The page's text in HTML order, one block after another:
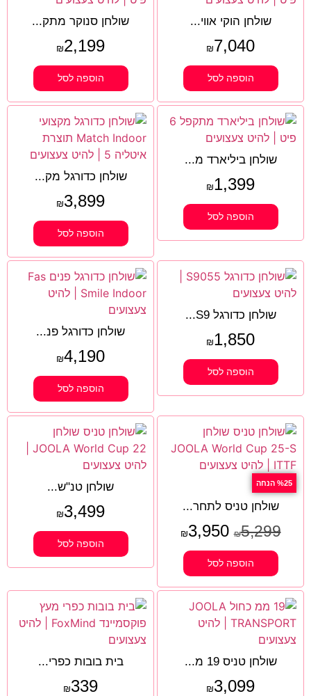
שולחן הוקי אווי...
₪7,040
הוספה לסל
שולחן סנוקר מתק...
₪2,199
הוספה לסל
שולחן ביליארד מ...
₪1,399
הוספה לסל
שולחן כדורגל מק...
₪3,899
הוספה לסל
שולחן כדורגל S9...
₪1,850
הוספה לסל
שולחן כדורגל פנ...
₪4,190
הוספה לסל
%25 הנחה
שולחן טניס לתחר...
₪5,299
₪3,950
הוספה לסל
שולחן טנ"ש...
₪3,499
הוספה לסל
שולחן טניס 19 מ...
₪3,099
בית בובות כפרי...
₪339